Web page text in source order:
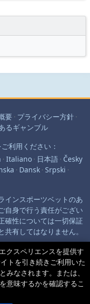
要 · プライバシー方針 ·
るギャンブル
利用ください：
· Italiano · 日本語 · Česky
· Dansk · Srpski ·
インスポーツベットのあ
自身で行う責任がござい
確性については一切保証
有してはなりません。
クスペリエンスを提供す
トを引き続きご利用いた
みなされます。または、
意味するかを確認するこ